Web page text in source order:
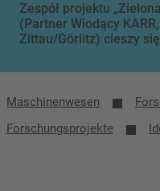
Zespół projektu
(Partner Wiodący
Zittau/Görlitz) cieszy
Maschinenwesen
Forschungsprojekte